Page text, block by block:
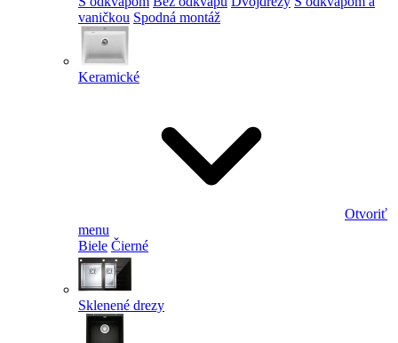
vaničkou Spodná montáž
Keramické
Otvoriť
menu
Biele Čierné
Sklenené drezy